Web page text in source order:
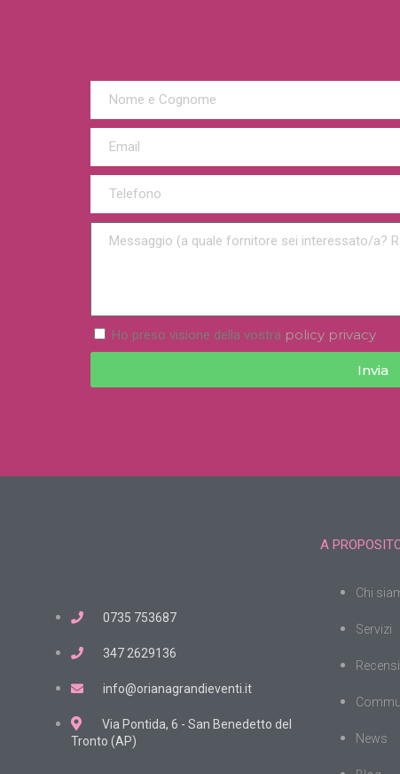
Ho preso visione della vostra policy privacy
Invia
0735 753687
347 2629136
info@orianagrandieventi.it
Via Pontida, 6 - San Benedetto del
Tronto (AP)
A
Chi
Servizi
News